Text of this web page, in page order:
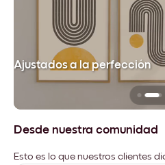
Ajustados a la perfección
Desde nuestra comunidad
Esto es lo que nuestros clientes